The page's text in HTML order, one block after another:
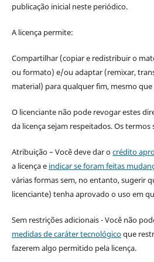
publicação inicial neste periódico.
A licença permite:
Compartilhar (copiar e redistribuir o
ou formato) e/ou adaptar (remixar,
material) para qualquer fim, mesmo que
O licenciante não pode revogar estes
da licença sejam respeitados. Os termos
Atribuição – Você deve dar ocrédito
a licença e indicar se foram feitas
várias formas sem, no entanto, sugerir
licenciante) tenha aprovado o uso em
Sem restrições adicionais - Você não
medidas de caráter tecnológicoque
fazerem algo permitido pela licença.